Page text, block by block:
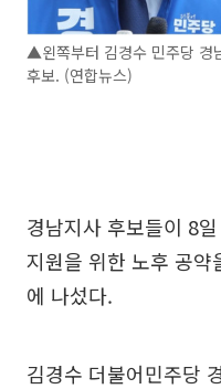
▲왼쪽부터 김경수 민주당 경
후보. (연합뉴스)
경남지사 후보들이 8
지원을 위한 노후 공약
에 나섰다.
김경수 더불어민주당